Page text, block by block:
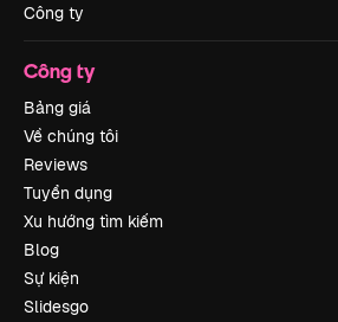
Công ty
Công ty
Bảng giá
Về chúng tôi
Reviews
Tuyển dụng
Xu hướng tìm kiếm
Blog
Sự kiện
Slidesgo